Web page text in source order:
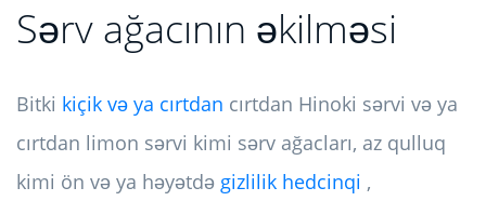
Sərv ağacının əkilməsi
Bitki kiçik və ya cırtdan cırtdan Hinoki sərvi və ya
cırtdan limon sərvi kimi sərv ağacları, az qulluq
kimi ön və ya həyətdə gizlilik hedcinqi ,